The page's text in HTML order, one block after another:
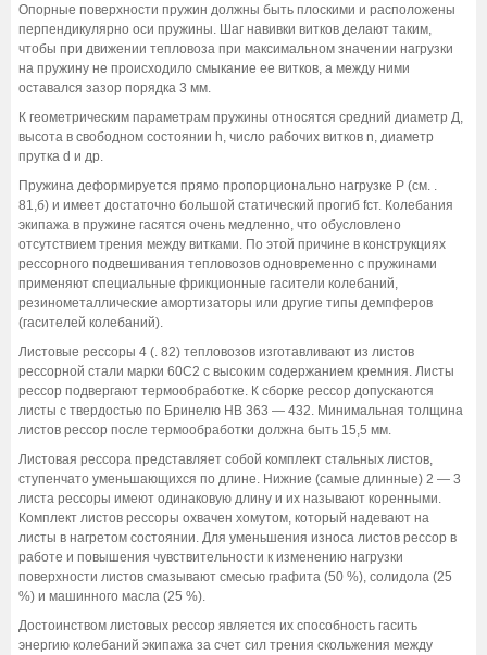
Опорные поверхности пружин должны быть плоскими и расположены
перпендикулярно оси пружины. Шаг навивки витков делают таким,
чтобы при движении тепловоза при максимальном значении нагрузки
на пружину не происходило смыкание ее витков, а между ними
оставался зазор порядка 3 мм.
К геометрическим параметрам пружины относятся средний диаметр Д,
высота в свободном состоянии h, число рабочих витков n, диаметр
прутка d и др.
Пружина деформируется прямо пропорционально нагрузке Р (см. .
81,б) и имеет достаточно большой статический прогиб fст. Колебания
экипажа в пружине гасятся очень медленно, что обусловлено
отсутствием трения между витками. По этой причине в конструкциях
рессорного подвешивания тепловозов одновременно с пружинами
применяют специальные фрикционные гасители колебаний,
резинометаллические амортизаторы или другие типы демпферов
(гасителей колебаний).
Листовые рессоры 4 (. 82) тепловозов изготавливают из листов
рессорной стали марки 60С2 с высоким содержанием кремния. Листы
рессор подвергают термообработке. К сборке рессор допускаются
листы с твердостью по Бринелю НВ 363 — 432. Минимальная толщина
листов рессор после термообработки должна быть 15,5 мм.
Листовая рессора представляет собой комплект стальных листов,
ступенчато уменьшающихся по длине. Нижние (самые длинные) 2 — 3
листа рессоры имеют одинаковую длину и их называют коренными.
Комплект листов рессоры охвачен хомутом, который надевают на
листы в нагретом состоянии. Для уменьшения износа листов рессор в
работе и повышения чувствительности к изменению нагрузки
поверхности листов смазывают смесью графита (50 %), солидола (25
%) и машинного масла (25 %).
Достоинством листовых рессор является их способность гасить
энергию колебаний экипажа за счет сил трения скольжения между